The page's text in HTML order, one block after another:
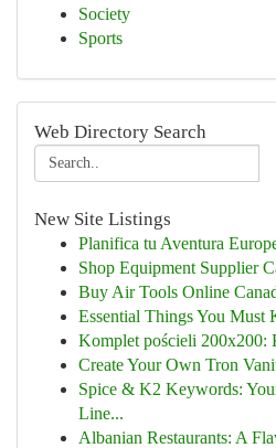
Society
Sports
Web Directory Search
New Site Listings
Planifica tu Aventura
Shop Equipment Supplier
Buy Air Tools Online
Essential Things You
Komplet pościeli 200x200:
Create Your Own Tron
Spice & K2 Keywords:
Line...
Albanian Restaurants: A